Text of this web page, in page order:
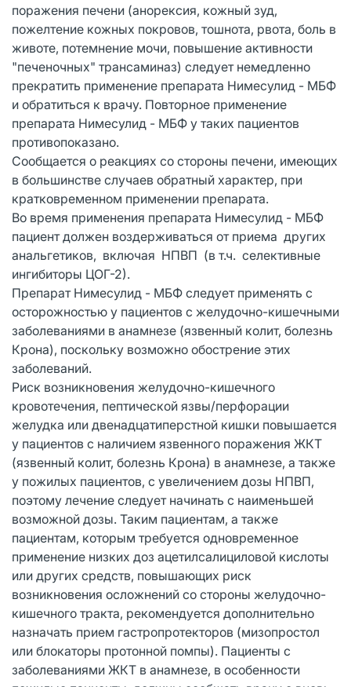
поражения печени (анорексия, кожный зуд,
пожелтение кожных покровов, тошнота, рвота, боль в
животе, потемнение мочи, повышение активности
"печеночных" трансаминаз) следует немедленно
прекратить применение препарата Нимесулид - МБФ
и обратиться к врачу. Повторное применение
препарата Нимесулид - МБФ у таких пациентов
противопоказано.
Сообщается о реакциях со стороны печени, имеющих
в большинстве случаев обратный характер, при
кратковременном применении препарата.
Во время применения препарата Нимесулид - МБФ
пациент должен воздерживаться от приема других
анальгетиков, включая НПВП (в т.ч. селективные
ингибиторы ЦОГ-2).
Препарат Нимесулид - МБФ следует применять с
осторожностью у пациентов с желудочно-кишечными
заболеваниями в анамнезе (язвенный колит, болезнь
Крона), поскольку возможно обострение этих
заболеваний.
Риск возникновения желудочно-кишечного
кровотечения, пептической язвы/перфорации
желудка или двенадцатиперстной кишки повышается
у пациентов с наличием язвенного поражения ЖКТ
(язвенный колит, болезнь Крона) в анамнезе, а также
у пожилых пациентов, с увеличением дозы НПВП,
поэтому лечение следует начинать с наименьшей
возможной дозы. Таким пациентам, а также
пациентам, которым требуется одновременное
применение низких доз ацетилсалициловой кислоты
или других средств, повышающих риск
возникновения осложнений со стороны желудочно-
кишечного тракта, рекомендуется дополнительно
назначать прием гастропротекторов (мизопростол
или блокаторы протонной помпы). Пациенты с
заболеваниями ЖКТ в анамнезе, в особенности